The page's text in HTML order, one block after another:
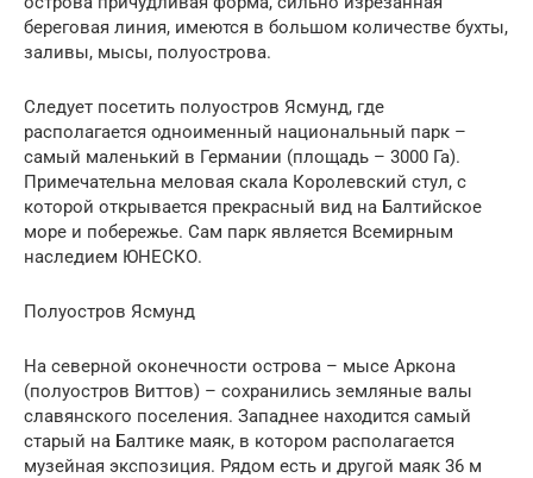
береговая линия, имеются в большом количестве бухты,
заливы, мысы, полуострова.
Следует посетить полуостров Ясмунд, где
располагается одноименный национальный парк –
самый маленький в Германии (площадь – 3000 Га).
Примечательна меловая скала Королевский стул, с
которой открывается прекрасный вид на Балтийское
море и побережье. Сам парк является Всемирным
наследием ЮНЕСКО.
Полуостров Ясмунд
На северной оконечности острова – мысе Аркона
(полуостров Виттов) – сохранились земляные валы
славянского поселения. Западнее находится самый
старый на Балтике маяк, в котором располагается
музейная экспозиция. Рядом есть и другой маяк 36 м